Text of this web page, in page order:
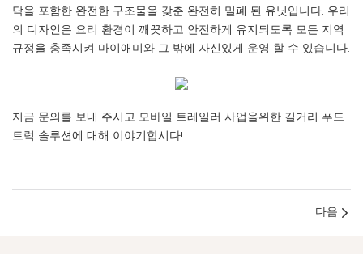
닥을 포함한 완전한 구조물을 갖춘 완전히 밀폐 된 유닛입니다. 우리
의 디자인은 요리 환경이 깨끗하고 안전하게 유지되도록 모든 지역
규정을 충족시켜 마이애미와 그 밖에 자신있게 운영 할 수 있습니다.
지금 문의를 보내 주시고 모바일 트레일러 사업을위한 길거리 푸드
트럭 솔루션에 대해 이야기합시다!
다음